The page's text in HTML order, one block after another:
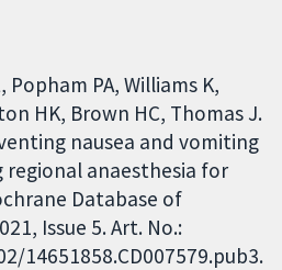
Popham PA, Williams K,
HK, Brown HC, Thomas J.
nausea and vomiting
anaesthesia for
Database of
Issue 5. Art. No.:
14651858.CD007579.pub3.